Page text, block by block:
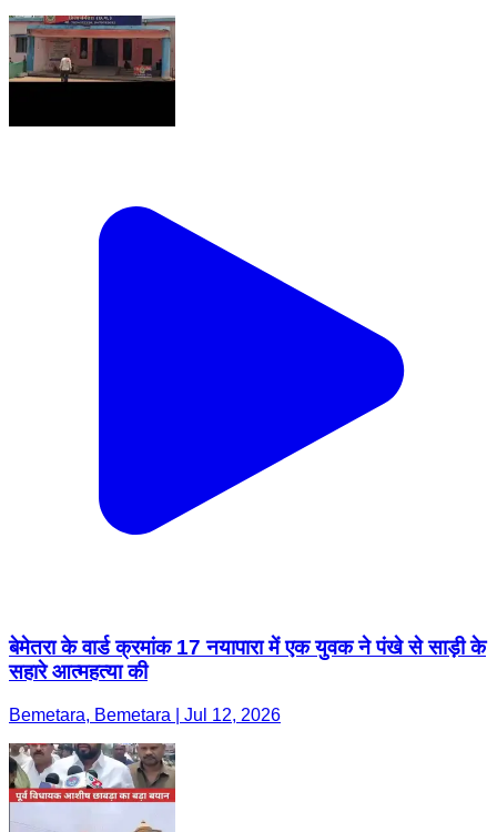
बेमेतरा के वार्ड क्रमांक 17 नयापारा में एक युवक ने पंखे से साड़ी के
सहारे आत्महत्या की
Bemetara, Bemetara | Jul 12, 2026